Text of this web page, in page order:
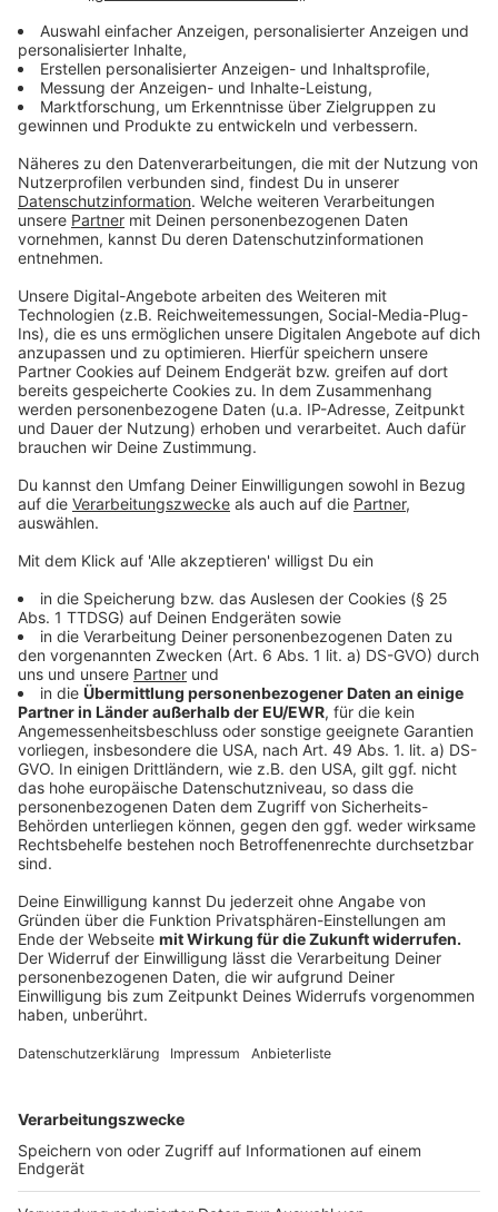
Fischbestand unter Beobachtung
Anzeige
In diesem Jahr sollen bei einer gemeinsamen Aktion
noch Fische, die nicht selbst jagen, geangelt werden.
Dadurch soll der Fischbestand im Aasee nicht zu groß
werden. Raubfische sind hingegen in diesem Frühjahr
schon in den Aasee gesetzt worden.
Anzeige
Röhricht-Inseln für den Aasee
Anzeige
2024 sollen Röhricht-Inseln im Aasee positioniert
werden - dies sind quasi schwimmende Metallkäfige
mit natürlichem und dichtem Pflanzenbewuchs über
und unter Wasser. Röhricht-Inseln bieten Wassertieren
einen wichtigen Lebensraum. Außerdem wirken sie wie
eine natürliche „Kläranlage“. Der Uferbereich ist bereits
mit Schilf, anderen Pflanzen und Totholz ökologisch
sinnvoller gestaltet worden. Zäune drumherum
verhindern, dass Tiere die Jungpflanzen anfressen.
Weitere Maßnahmen sollen noch im September
erfolgen.
Anzeige
Fischsterben im Jahr 2018
Anzeige
In der Nacht vom 8. auf den 9. August 2018
verendeten etwa 80 Prozent des Fischbestandes im
Anzeige